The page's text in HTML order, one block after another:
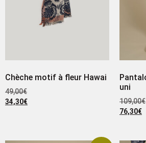
Chèche motif à fleur Hawai
49,00€
34,30€
uni
109,00€
76,30€